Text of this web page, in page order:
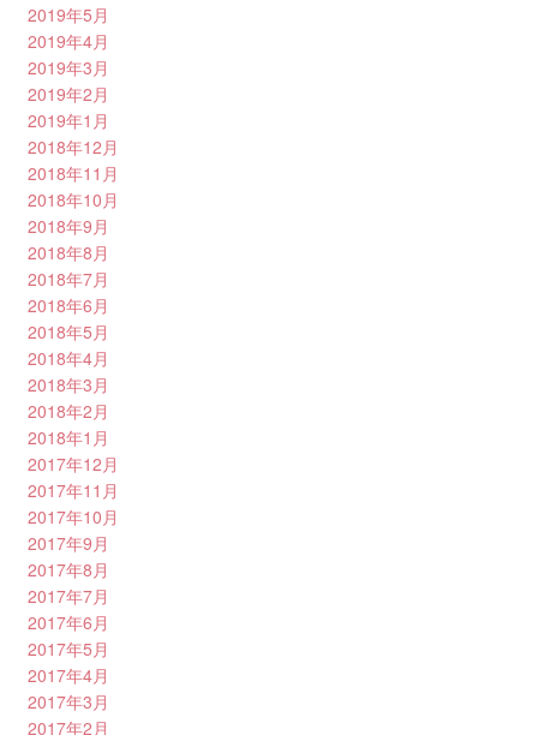
2019年5月
2019年4月
2019年3月
2019年2月
2019年1月
2018年12月
2018年11月
2018年10月
2018年9月
2018年8月
2018年7月
2018年6月
2018年5月
2018年4月
2018年3月
2018年2月
2018年1月
2017年12月
2017年11月
2017年10月
2017年9月
2017年8月
2017年7月
2017年6月
2017年5月
2017年4月
2017年3月
2017年2月